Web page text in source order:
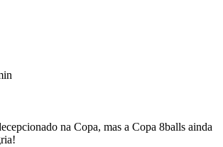
na Copa, mas a Copa 8balls ainda